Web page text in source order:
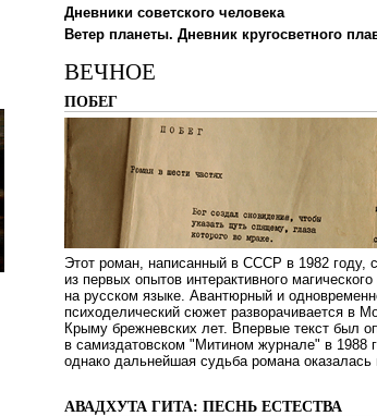
Дневники советского человека
Ветер планеты. Дневник кругосветного
ВЕЧНОЕ
ПОБЕГ
Этот роман, написанный в СССР в 1982 году,
из первых опытов интерактивного
на русском языке. Авантюрный и
психоделический сюжет разворачивается в
Крыму брежневских лет. Впервые текст был
в самиздатовском "Митином журнале" в 1988
однако дальнейшая судьба романа оказалась
АВАДХУТА ГИТА: ПЕСНЬ ЕСТЕСТВА